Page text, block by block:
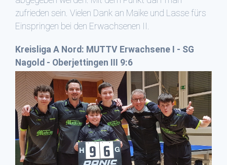
zufrieden sein. Vielen Dank an Maike und Lasse fürs
Einspringen bei den Erwachsenen II.
Kreisliga A Nord: MUTTV Erwachsene I - SG
Nagold - Oberjettingen III 9:6